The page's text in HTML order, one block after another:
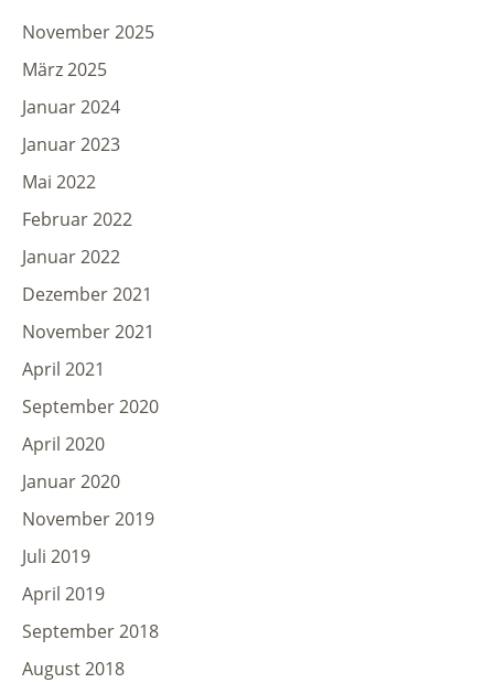
November 2025
März 2025
Januar 2024
Januar 2023
Mai 2022
Februar 2022
Januar 2022
Dezember 2021
November 2021
April 2021
September 2020
April 2020
Januar 2020
November 2019
Juli 2019
April 2019
September 2018
August 2018